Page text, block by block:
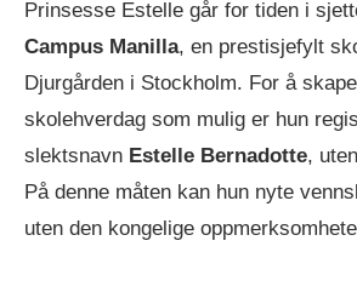
Prinsesse Estelle går for tiden i
Campus Manilla, en prestisjefylt
Djurgården i Stockholm. For å
skolehverdag som mulig er hun
slektsnavn Estelle Bernadotte,
På denne måten kan hun nyte
uten den kongelige